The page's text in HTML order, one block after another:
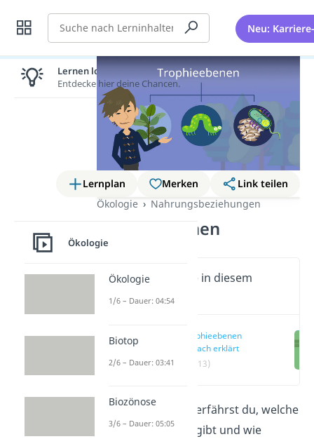
Suche Neu:
Lernplan Merken
Link teilen
Ökologie
Nahrungsbeziehungen
Trophieebenen
Wichtige Inhalte in diesem
Video
Trophieebenen
einfach erklärt
(00:13)
Hier und im
erfährst du, welche
Trophieebenen es gibt und wie
Lernen lohnt sich!
Entdecke hier deine Chancen.
Ökologie
Ökologie
1/6 – Dauer: 04:54
Biotop
2/6 – Dauer: 03:41
Biozönose
3/6 – Dauer: 05:05